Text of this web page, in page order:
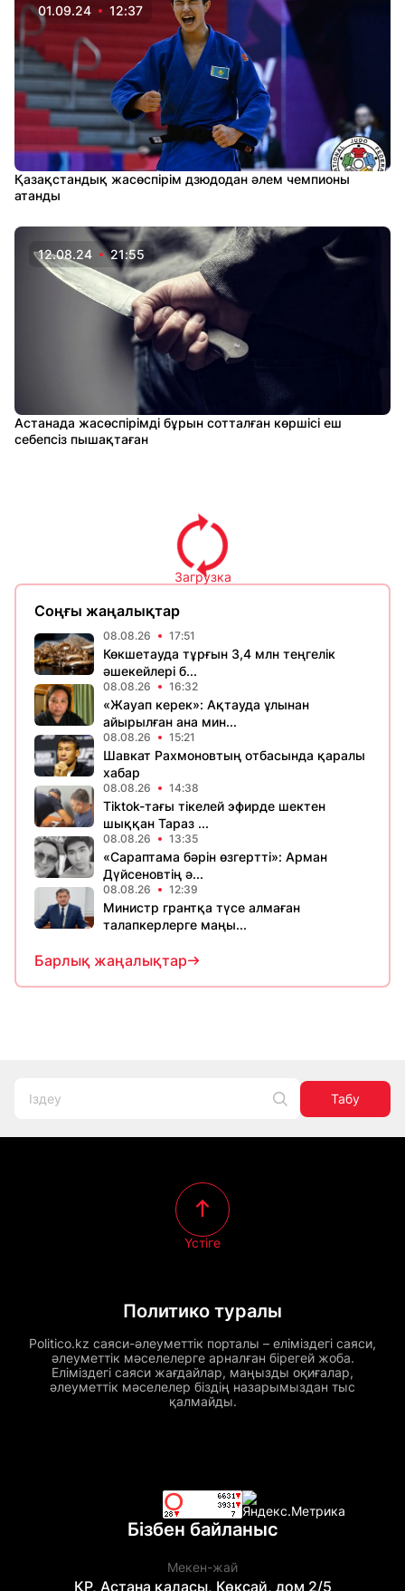
01.09.24 12:37
Қазақстандық жасөспірім дзюдодан әлем чемпионы
атанды
12.08.24 21:55
Астанада жасөспірімді бұрын сотталған көршісі еш
себепсіз пышақтаған
Загрузка
Соңғы жаңалықтар
08.08.26 17:51
Көкшетауда тұрғын 3,4 млн теңгелік
әшекейлері б...
08.08.26 16:32
«Жауап керек»: Ақтауда ұлынан
айырылған ана мин...
08.08.26 15:21
Шавкат Рахмоновтың отбасында қаралы
хабар
08.08.26 14:38
Tiktok-тағы тікелей эфирде шектен
шыққан Тараз ...
08.08.26 13:35
«Сараптама бәрін өзгертті»: Арман
Дүйсеновтің ә...
08.08.26 12:39
Министр грантқа түсе алмаған
талапкерлерге маңы...
Барлық жаңалықтар
Табу
Политико туралы
Politico.kz саяси-әлеуметтік порталы – еліміздегі саяси,
әлеуметтік мәселелерге арналған бірегей жоба.
Еліміздегі саяси жағдайлар, маңызды оқиғалар,
әлеуметтік мәселелер біздің назарымыздан тыс
қалмайды.
Үстіге
Бізбен байланыс
Мекен-жай
ҚР, Астана қаласы, Көксай, дом 2/5